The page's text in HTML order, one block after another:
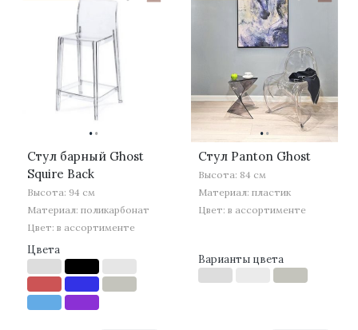
··
Стул барный Ghost
Squire Back
Высота: 94 см
Материал: поликарбонат
Цвет: в ассортименте
Цвета
··
Стул Panton Ghost
Высота: 84 см
Материал: пластик
Цвет: в ассортименте
Варианты цвета